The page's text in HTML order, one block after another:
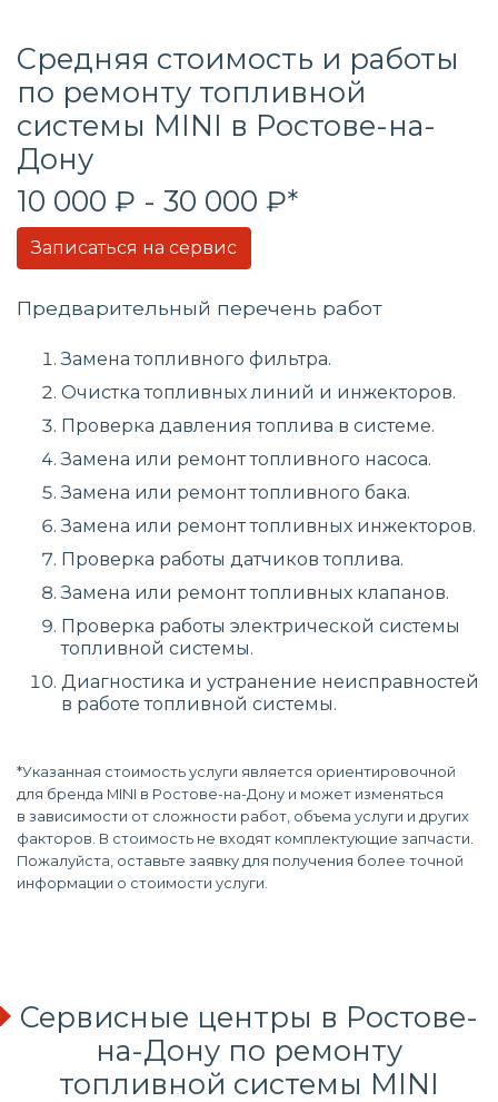
Средняя стоимость и работы
по ремонту топливной
системы MINI в Ростове-на-
Дону
10 000 ₽ - 30 000 ₽*
Записаться на сервис
Предварительный перечень работ
Замена топливного фильтра.
Очистка топливных линий и инжекторов.
Проверка давления топлива в системе.
Замена или ремонт топливного насоса.
Замена или ремонт топливного бака.
Замена или ремонт топливных инжекторов.
Проверка работы датчиков топлива.
Замена или ремонт топливных клапанов.
Проверка работы электрической системы
топливной системы.
Диагностика и устранение неисправностей
в работе топливной системы.
*Указанная стоимость услуги является ориентировочной
для бренда MINI в Ростове-на-Дону и может изменяться
в зависимости от сложности работ, объема услуги и других
факторов. В стоимость не входят комплектующие запчасти.
Пожалуйста, оставьте заявку для получения более точной
информации о стоимости услуги.
Сервисные центры в Ростове-
на-Дону по ремонту
топливной системы MINI